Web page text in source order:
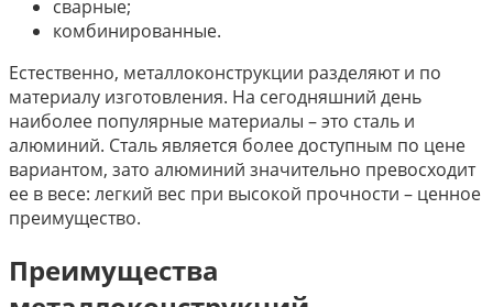
сварные;
комбинированные.
Естественно, металлоконструкции разделяют и по
материалу изготовления. На сегодняшний день
наиболее популярные материалы – это сталь и
алюминий. Сталь является более доступным по цене
вариантом, зато алюминий значительно превосходит
ее в весе: легкий вес при высокой прочности – ценное
преимущество.
Преимущества